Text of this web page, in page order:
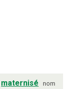
maternisé nom